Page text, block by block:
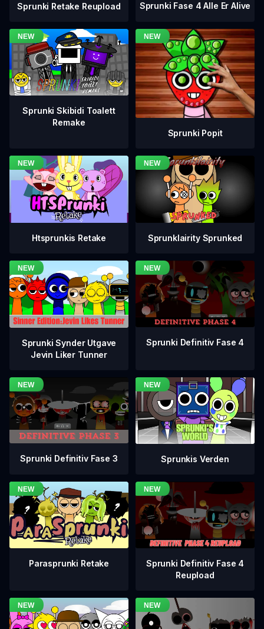
Sprunki Retake Reupload Sprunki Fase 4 Alle Er Alive
Sprunki Skibidi Toalett
Remake
Sprunki Popit
Htsprunkis Retake Sprunklairity Sprunked
Sprunki Synder Utgave
Jevin Liker Tunner
Sprunki Definitiv Fase 4
Sprunki Definitiv Fase 3 Sprunkis Verden
Parasprunki Retake
Sprunki Definitiv Fase 4
Reupload